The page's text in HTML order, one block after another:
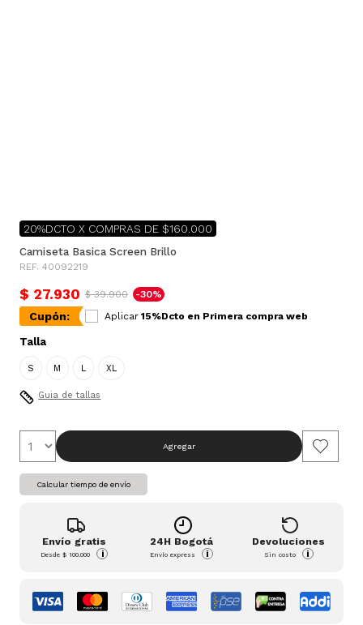
20%DCTO X COMPRAS DE $160.000
Camiseta Basica Screen Brillo
REF. 40092219
$ 27.930 $ 39.900 -30%
Cupón: Aplicar 15%Dcto en Primera compra web
Talla
S M L XL
Guia de tallas
Agregar
Calcular tiempo de envío
Envío gratis
Desde$ 100.000 i
24H Bogotá
Envío express i
Devoluciones
Sin costo i